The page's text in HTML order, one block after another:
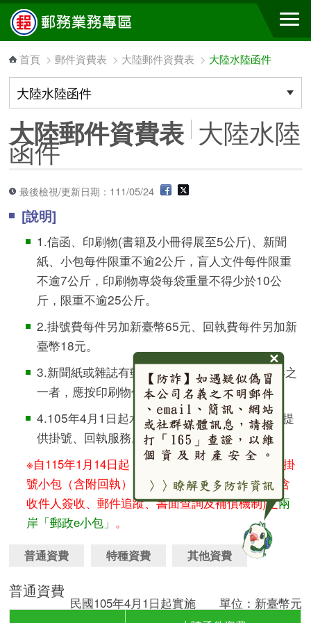
跳到主要內容區塊
首頁 >郵件資費表 > 大陸郵件資費表 > 大陸水陸函件
大陸郵件資費表 大陸水陸
函件
最後檢視/更新日期：111/05/24
[說明]
1.信函、印刷物(書籍及小冊得展至5公斤)、新聞
紙、小包每件限重不逾2公斤，盲人文件每件限重
不逾7公斤，印刷物專袋每袋重量不得少於10公
斤，限重不逾25公斤。
2.掛號費每件另加新臺幣65元、回執費每件另加新
臺幣18元。
3.新聞紙或雜誌有郵務營業規章第28條所定情形之
一者，應按印刷物付費交寄。
4.105年4月1日起水陸函件僅收受平常函件，不提
供掛號、回執服務。
※自115年1月14日起，寄往大陸地區之「航空普通掛
號小包（含附回執）」，敬請改寄同具掛號服務(含
收件人簽收、郵件追蹤、書面查詢及補償機制)之兩
岸「郵政e小包」 。
普通資費 特種資費 其他資費
普通資費
民國105年4月1日起實施 單位：新臺幣元